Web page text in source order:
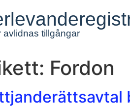
avlidnas tillgångar
Fordon